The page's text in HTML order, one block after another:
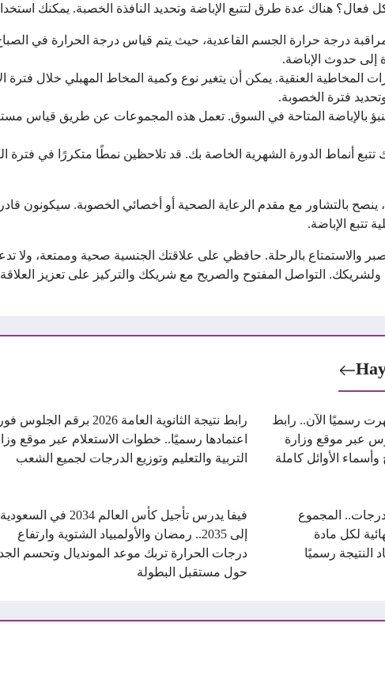
فعال؟ هناك عدة طرق لتتبع الإباضة وتحديد النافذة الخصبة. يمكنك
درجة حرارة الجسم القاعدية، حيث يتم قياس درجة الحرارة في
إلى حدوث الإباضة.
المخاطية العنقية. يمكن أن يتغير نوع وكمية المخاط المهبلي خلال
فترة الخصوبة.
بالإباضة المتاحة في السوق. تعمل هذه المجموعات عن طريق قياس مستوى
تتبع أنماط الدورة الشهرية الخاصة بك. قد تلاحظين نمطًا متكررًا في فترة
بالتشاور مع مقدم الرعاية الصحية أو أخصائي الخصوبة. سيكونون
تتبع الإباضة.
والاستمتاع بالرحلة. حافظي على علاقتك الجنسية صحية وممتعة، ولا
التواصل المفتوح والصريح مع شريكك والتركيز على تعزيز
الثانوية العامة 2026 ظهرت رسميًا الآن.. رابط
عبر موقع وزارة
وأسماء الأوائل كاملة
رابط نتيجة الثانوية العامة 2026 برقم الجلوس فور
اعتمادها رسميًا.. خطوات الاستعلام عبر موقع
التربية والتعليم وتوزيع الدرجات لجميع الشعب
العامة 2026 بالدرجات.. المجموع
لكل مادة
النتيجة رسميًا
فيفا يدرس تأجيل كأس العالم 2034 في السعودية
إلى 2035.. رمضان والأولمبياد الشتوية وارتفاع
درجات الحرارة تربك موعد المونديال وتحسم
حول مستقبل البطولة